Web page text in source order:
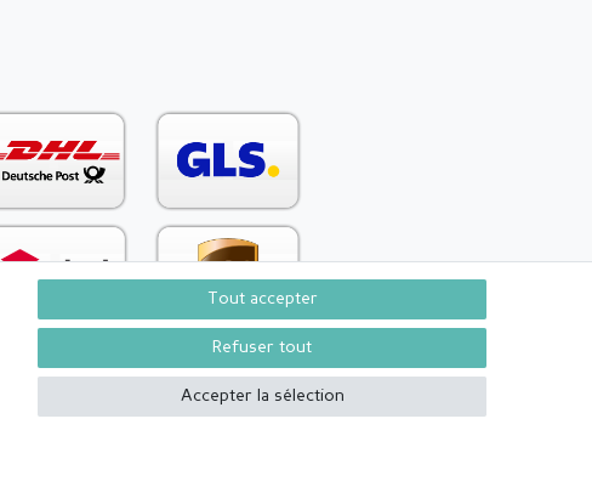
Rétracter le contrat ici Contact
Tout accepter
Refuser tout
Accepter la sélection